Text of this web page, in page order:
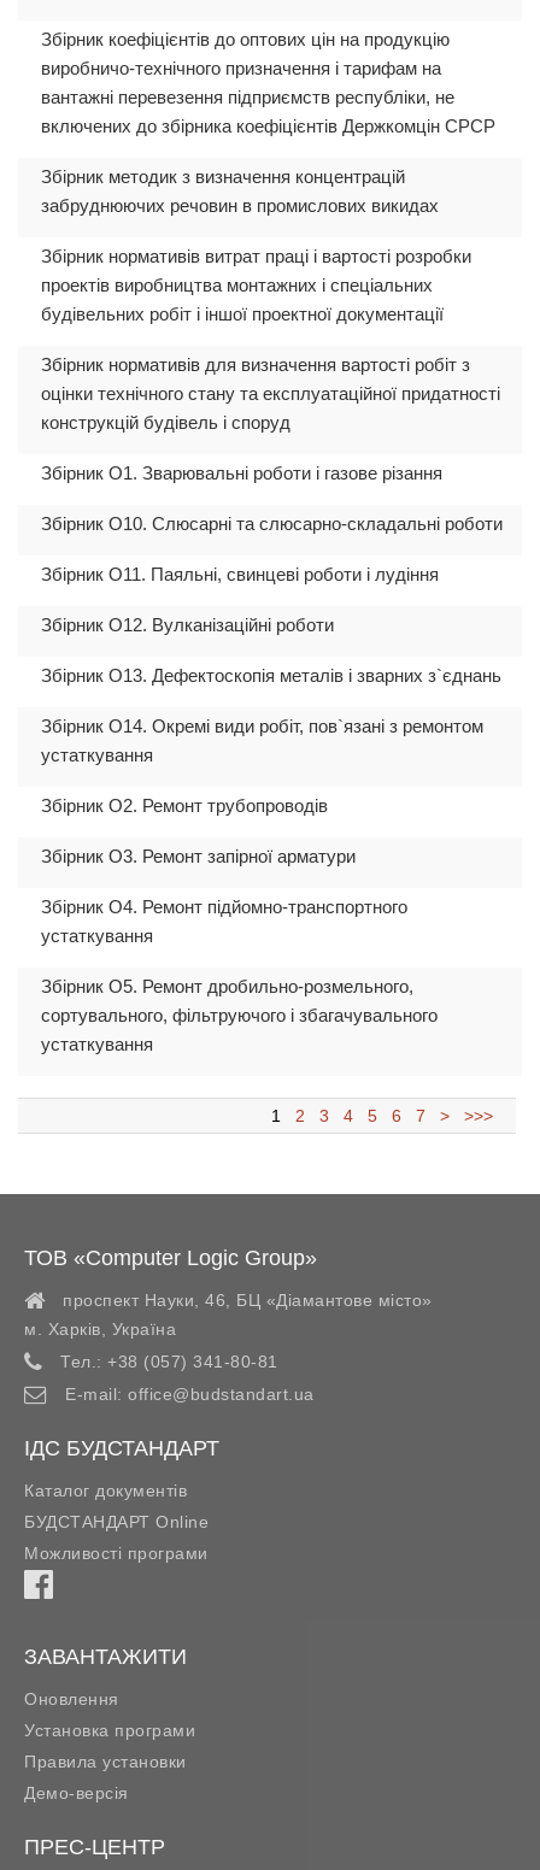
Збірник коефіцієнтів до оптових цін на продукцію
виробничо-технічного призначення і тарифам на
вантажні перевезення підприємств республіки, не
включених до збірника коефіцієнтів Держкомцін СРСР
Збірник методик з визначення концентрацій
забруднюючих речовин в промислових викидах
Збірник нормативів витрат праці і вартості розробки
проектів виробництва монтажних і спеціальних
будівельних робіт і іншої проектної документації
Збірник нормативів для визначення вартості робіт з
оцінки технічного стану та експлуатаційної придатності
конструкцій будівель і споруд
Збірник О1. Зварювальні роботи і газове різання
Збірник О10. Слюсарні та слюсарно-складальні роботи
Збірник О11. Паяльні, свинцеві роботи і лудіння
Збірник О12. Вулканізаційні роботи
Збірник О13. Дефектоскопія металів і зварних з`єднань
Збірник О14. Окремі види робіт, пов`язані з ремонтом
устаткування
Збірник О2. Ремонт трубопроводів
Збірник О3. Ремонт запірної арматури
Збірник О4. Ремонт підйомно-транспортного
устаткування
Збірник О5. Ремонт дробильно-розмельного,
сортувального, фільтруючого і збагачувального
устаткування
1 2 3 4 5 6 7 > >>>
ТОВ «Computer Logic Group»
проспект Науки, 46, БЦ «Діамантове місто»
м. Харків
Україна
Тел.: +38 (057) 341-80-81
E-mail: office@budstandart.ua
ІДС БУДСТАНДАРТ
Каталог документів
БУДСТАНДАРТ Online
Можливості програми
ЗАВАНТАЖИТИ
Оновлення
Установка програми
Правила установки
Демо-версія
ПРЕС-ЦЕНТР